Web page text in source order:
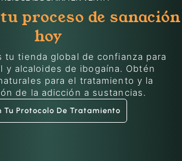
proceso de sanación
hoy
tu tienda global de confianza para
y alcaloides de ibogaína. Obtén
para el tratamiento y la
de la adicción a sustancias.
Tu Protocolo De Tratamiento